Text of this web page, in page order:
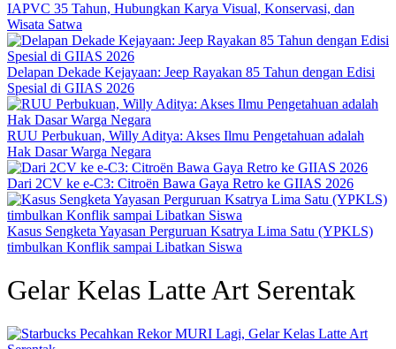
IAPVC 35 Tahun, Hubungkan Karya Visual, Konservasi, dan
Wisata Satwa
Delapan Dekade Kejayaan: Jeep Rayakan 85 Tahun dengan Edisi
Spesial di GIIAS 2026
RUU Perbukuan, Willy Aditya: Akses Ilmu Pengetahuan adalah
Hak Dasar Warga Negara
Dari 2CV ke e-C3: Citroën Bawa Gaya Retro ke GIIAS 2026
Kasus Sengketa Yayasan Perguruan Ksatrya Lima Satu (YPKLS)
timbulkan Konflik sampai Libatkan Siswa
Gelar Kelas Latte Art Serentak